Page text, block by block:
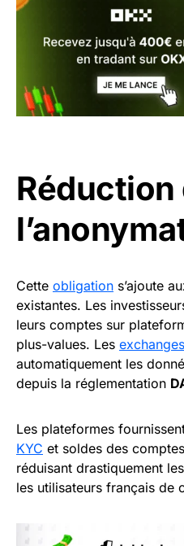
Réduction
Cette obligation s’ajoute
existantes. Les
leurs comptes sur
plus-values. Les exchanges
automatiquement les
depuis la réglementation
Les plateformes
KYC et soldes des
réduisant drastiquement
les utilisateurs français de